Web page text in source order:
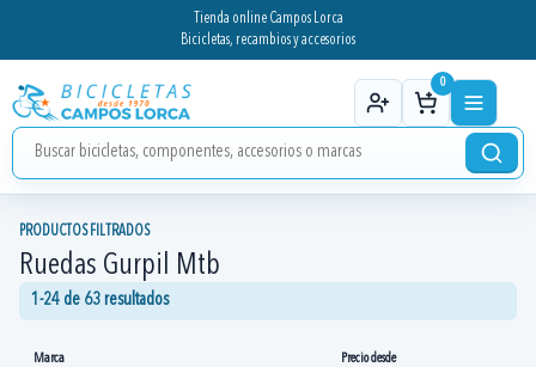
Tienda online Campos Lorca
Bicicletas, recambios y accesorios
0
PRODUCTOS FILTRADOS
Ruedas Gurpil Mtb
1-24 de 63 resultados
Marca Precio desde